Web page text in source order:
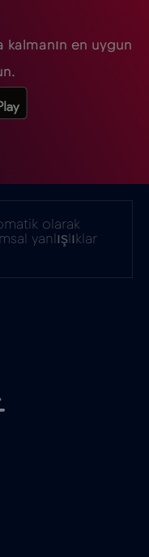
kalmanın en uygun
olarak
yanlışlıklar